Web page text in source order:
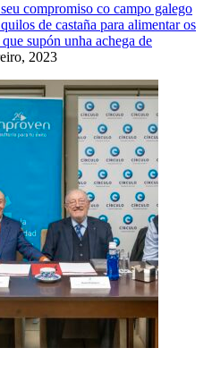
compromiso co campo galego
de castaña para alimentar os
supón unha achega de
2023